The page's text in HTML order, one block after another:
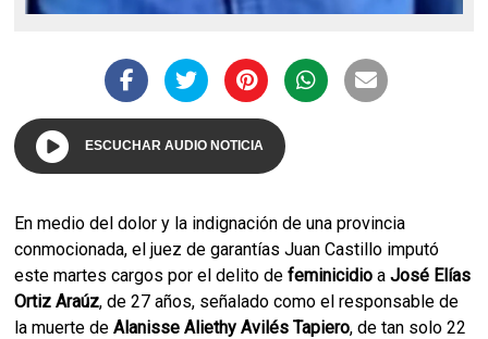
ESCUCHAR AUDIO NOTICIA
En medio del dolor y la indignación de una provincia
conmocionada, el juez de garantías Juan Castillo imputó
este martes cargos por el delito defeminicidio aJosé Elías
Ortiz Araúz, de 27 años, señalado como el responsable de
la muerte deAlanisse Aliethy Avilés Tapiero, de tan solo 22